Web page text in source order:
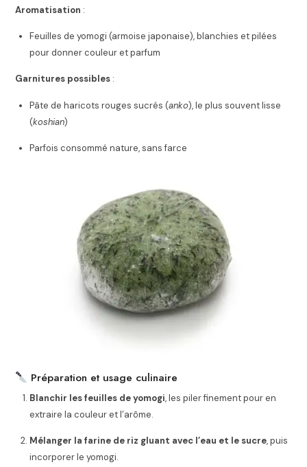
Aromatisation :
Feuilles de yomogi (armoise japonaise), blanchies et pilées
pour donner couleur et parfum
Garnitures possibles :
Pâte de haricots rouges sucrés (anko), le plus souvent lisse
(koshian)
Parfois consommé nature, sans farce
Préparation et usage culinaire
Blanchir les feuilles de yomogi, les piler finement pour en
extraire la couleur et l’arôme.
Mélanger la farine de riz gluant avec l’eau et le sucre, puis
incorporer le yomogi.